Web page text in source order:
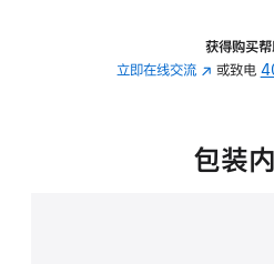
的
获得购买帮
立即在线交流 (在
中
或致电
包装